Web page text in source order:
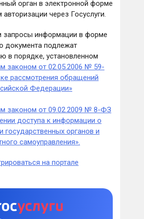
орган в электронной форме
через Госуслуги.
запросы информации в форме
документа подлежат
в порядке, установленном
законом от 02.05.2006 № 59-
рассмотрения обращений
Федерации»
законом от 09.02.2009 № 8-ФЗ
доступа к информации о
государственных органов и
самоуправления».
на портале